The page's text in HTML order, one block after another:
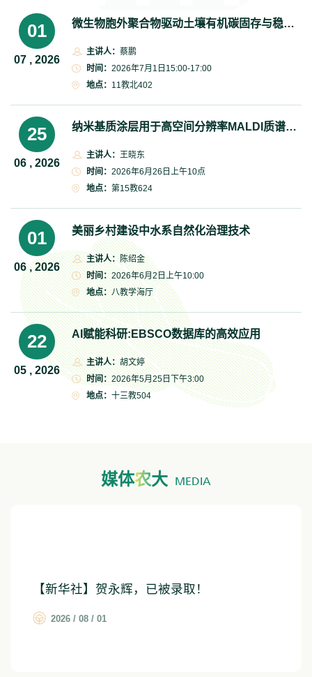
01
07 , 2026
微生物胞外聚合物驱动土壤有机碳固存与稳定机制
主讲人： 蔡鹏
时间： 2026年7月1日15:00-17:00
地点： 11教北402
25
06 , 2026
纳米基质涂层用于高空间分辨率MALDI质谱成像
主讲人： 王晓东
时间： 2026年6月26日上午10点
地点： 第15教624
01
06 , 2026
美丽乡村建设中水系自然化治理技术
主讲人：陈绍金
时间：2026年6月2日上午10:00
地点：八教学海厅
22
05 , 2026
AI赋能科研:EBSCO数据库的高效应用
主讲人：胡文婷
时间：2026年5月25日下午3:00
地点： 十三教504
媒体农大 MEDIA
【新华社】贺永辉，已被录取！
2026 / 08 / 01